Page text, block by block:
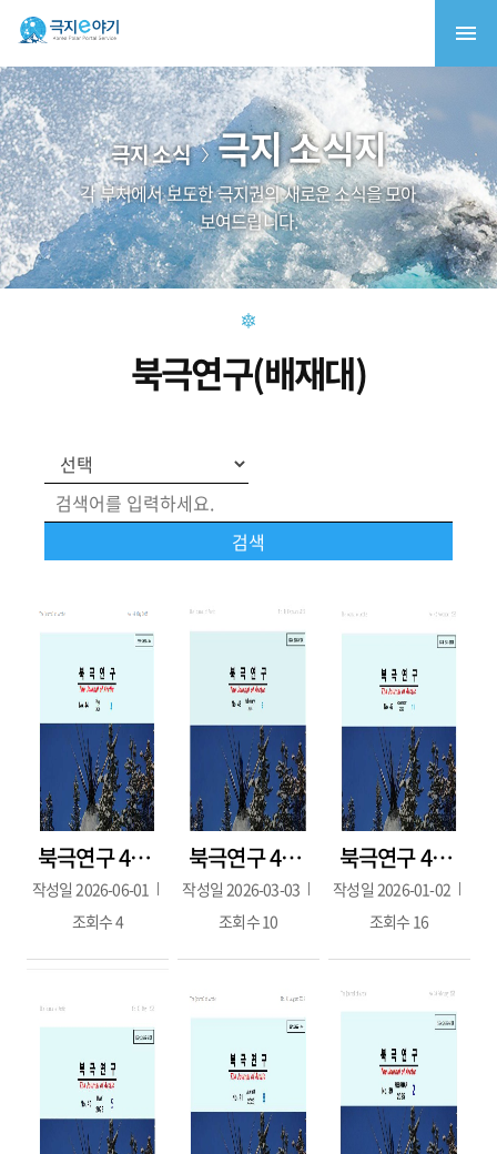
극지 소식 극지 소식지
각 부처에서 보도한 극지권의 새로운 소식을 모아
보여드립니다.
북극연구(배재대)
북극연구 44호(2026.05.)
작성일 2026-06-01
조회수4
북극연구 43호(2026.02.)
작성일 2026-03-03
조회수10
북극연구 42호(11월호)
작성일 2026-01-02
조회수 16